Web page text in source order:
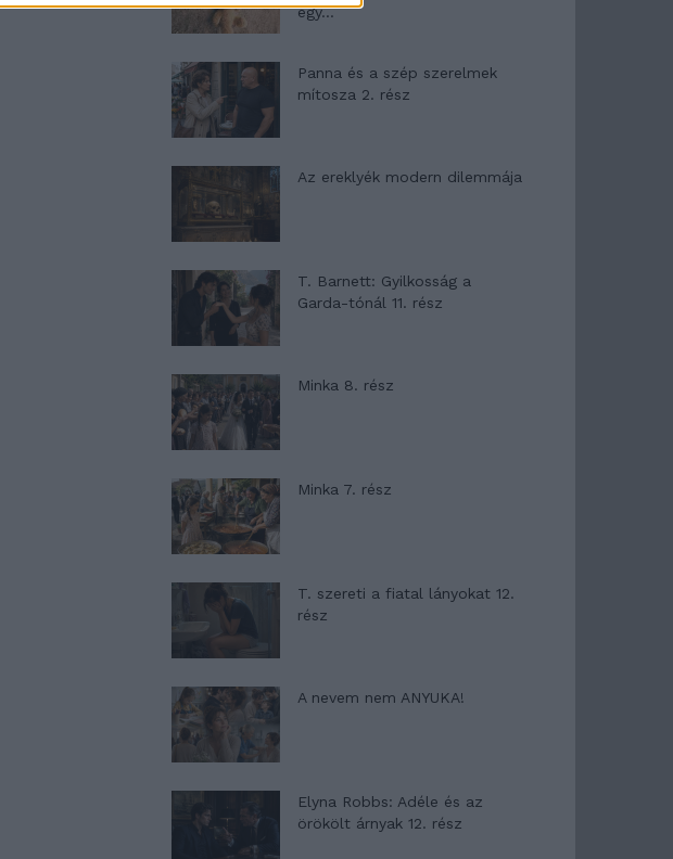
egy...
Panna és a szép szerelmek
mítosza 2. rész
Az ereklyék modern dilemmája
T. Barnett: Gyilkosság a
Garda-tónál 11. rész
Minka 8. rész
Minka 7. rész
T. szereti a fiatal lányokat 12.
rész
A nevem nem ANYUKA!
Elyna Robbs: Adéle és az
örökölt árnyak 12. rész